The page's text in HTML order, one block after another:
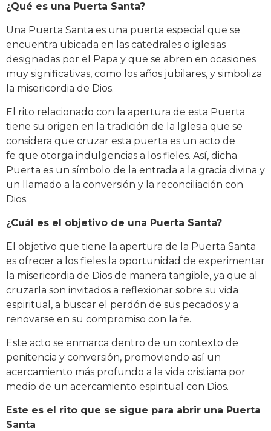
¿Qué es una Puerta Santa?
Una Puerta Santa es una puerta especial que se
encuentra ubicada en las catedrales o iglesias
designadas por el Papa y que se abren en ocasiones
muy significativas, como los años jubilares, y simboliza
la misericordia de Dios.
El rito relacionado con la apertura de esta Puerta
tiene su origen en la tradición de la Iglesia que se
considera que cruzar esta puerta es un acto de
fe que otorga indulgencias a los fieles. Así, dicha
Puerta es un símbolo de la entrada a la gracia divina y
un llamado a la conversión y la reconciliación con
Dios.
¿Cuál es el objetivo de una Puerta Santa?
El objetivo que tiene la apertura de la Puerta Santa
es ofrecer a los fieles la oportunidad de experimentar
la misericordia de Dios de manera tangible, ya que al
cruzarla son invitados a reflexionar sobre su vida
espiritual, a buscar el perdón de sus pecados y a
renovarse en su compromiso con la fe.
Este acto se enmarca dentro de un contexto de
penitencia y conversión, promoviendo así un
acercamiento más profundo a la vida cristiana por
medio de un acercamiento espiritual con Dios.
Este es el rito que se sigue para abrir una Puerta
Santa